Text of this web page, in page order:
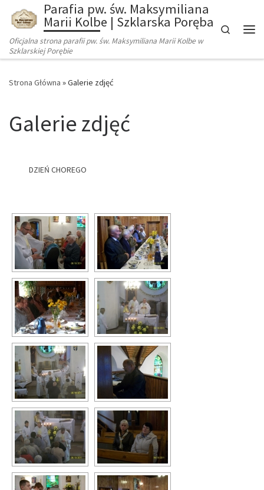
Parafia pw. św. Maksymiliana
Marii Kolbe | Szklarska Poręba
Oficjalna strona parafii pw. św. Maksymiliana Marii Kolbe w
Szklarskiej Porębie
Search
Strona Główna »Galerie zdjęć
Galerie zdjęć
DZIEŃ CHOREGO